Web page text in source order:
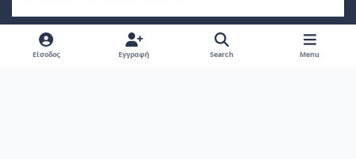
Light ModeDark ModeSystem Preference
f
Είσοδος Εγγραφή Search Menu